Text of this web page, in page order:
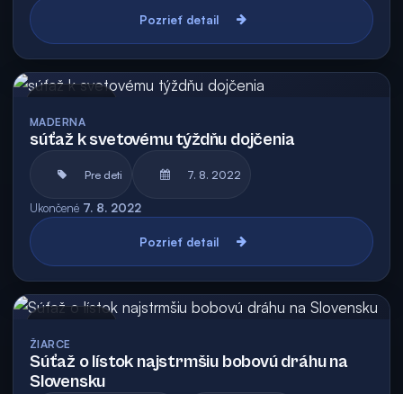
Pozrieť detail
MADERNA
súťaž k svetovému týždňu dojčenia
Pre deti 7. 8. 2022
Ukončené 7. 8. 2022
Pozrieť detail
ŽIARCE
Súťaž o lístok najstrmšiu bobovú dráhu na
Slovensku